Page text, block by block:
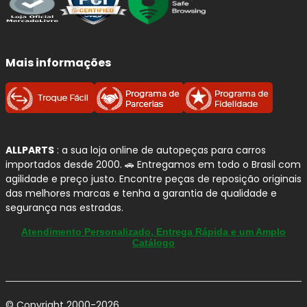
Qualidade e Procedência: Peças
ABOSCHé uma das marcas mais tradicionais e
reconhecidas do setor automotivo, com forte presença no
Brasile padrão global de engenharia. Seu portfólio vai
veículo, com foco emsegurança,confiabilidadee
desempenho no uso diário.
Por que confiamos na BOSCH?
Marca referência:tradição em tecnologia
automotiva e controle de qualidade rigoroso.
ignição,injeção,limpadores,filtrose outros
componentes.
Mais informações
ALLPARTS : a sua loja online de autopeças para carros
importados desde 2000. 🚗 Entregamos em todo o Brasil com
agilidade e preço justo. Encontre peças de reposição originais
das melhores marcas e tenha a garantia de qualidade e
segurança nas estradas.
Atendimento Personalizado, Entrega Rápida e um Amplo
Catálogo